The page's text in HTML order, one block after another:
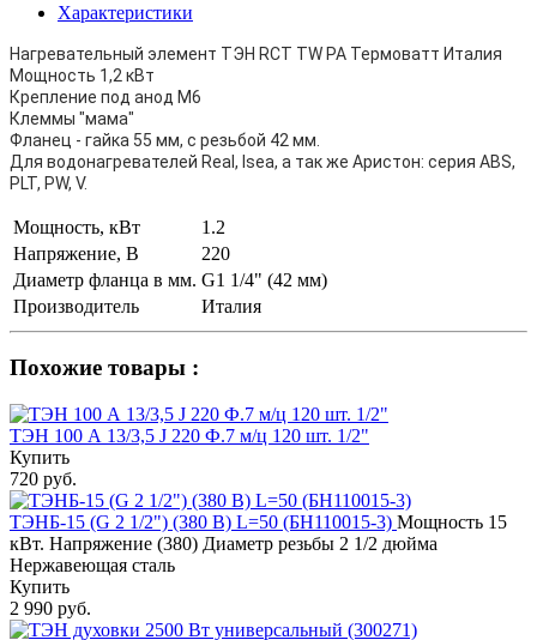
Характеристики
Нагревательный элемент ТЭН RCT TW PA Термоватт Италия
Мощность 1,2 кВт
Крепление под анод M6
Клеммы "мама"
Фланец - гайка 55 мм, с резьбой 42 мм.
Для водонагревателей Real, Isea, а так же Аристон: серия ABS,
PLT, PW, V.
Мощность, кВт
1.2
Напряжение, В
220
Диаметр фланца в мм. G1 1/4" (42 мм)
Производитель
Италия
Похожие товары :
ТЭН 100 А 13/3,5 J 220 Ф.7 м/ц 120 шт. 1/2"
Купить
720 руб.
ТЭНБ-15 (G 2 1/2") (380 В) L=50 (БН110015-3) Мощность 15
кВт. Напряжение (380) Диаметр резьбы 2 1/2 дюйма
Нержавеющая сталь
Купить
2 990 руб.